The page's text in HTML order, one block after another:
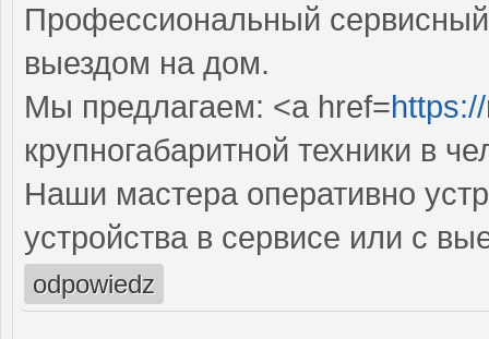
Профессиональный
выездом на дом.
Мы предлагаем: <a href=
крупногабаритной техники в
Наши мастера оперативно
устройства в сервисе или с
odpowiedz